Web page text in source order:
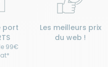
port
99€
Les meilleurs prix
du web !